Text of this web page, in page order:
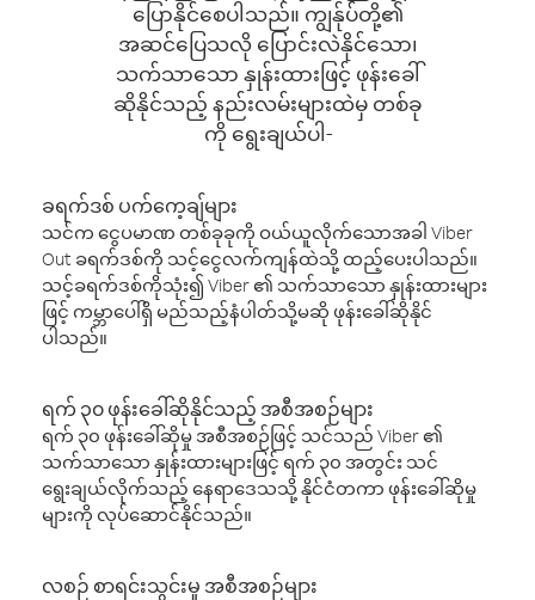
ပြောနိုင်စေပါသည်။ ကျွန်ုပ်တို့၏
အဆင်ပြေသလို ပြောင်းလဲနိုင်သော၊
သက်သာသော နှုန်းထားဖြင့် ဖုန်းခေါ်
ဆိုနိုင်သည့် နည်းလမ်းများထဲမှ တစ်ခု
ကို ရွေးချယ်ပါ-
ခရက်ဒစ် ပက်ကေ့ချ်များ
သင်က ငွေပမာဏ တစ်ခုခုကို ဝယ်ယူလိုက်သောအခါ Viber
Out ခရက်ဒစ်ကို သင့်ငွေလက်ကျန်ထဲသို့ ထည့်ပေးပါသည်။
သင့်ခရက်ဒစ်ကိုသုံး၍ Viber ၏ သက်သာသော နှုန်းထားများ
ဖြင့် ကမ္ဘာပေါ်ရှိ မည်သည့်နံပါတ်သို့မဆို ဖုန်းခေါ်ဆိုနိုင်
ပါသည်။
ရက် ၃၀ ဖုန်းခေါ်ဆိုနိုင်သည့် အစီအစဉ်များ
ရက် ၃၀ ဖုန်းခေါ်ဆိုမှု အစီအစဉ်ဖြင့် သင်သည် Viber ၏
သက်သာသော နှုန်းထားများဖြင့် ရက် ၃၀ အတွင်း သင်
ရွေးချယ်လိုက်သည့် နေရာဒေသသို့ နိုင်ငံတကာ ဖုန်းခေါ်ဆိုမှု
များကို လုပ်ဆောင်နိုင်သည်။
လစဉ် စာရင်းသွင်းမှု အစီအစဉ်များ